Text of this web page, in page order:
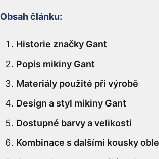
Obsah článku:
Historie značky Gant
Popis mikiny Gant
Materiály použité při výrobě
Design a styl mikiny Gant
Dostupné barvy a velikosti
Kombinace s dalšími kousky